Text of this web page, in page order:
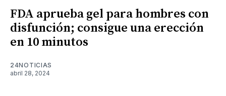
FDA aprueba gel para hombres con
disfunción; consigue una erección
en 10 minutos
24NOTICIAS
abril 28, 2024